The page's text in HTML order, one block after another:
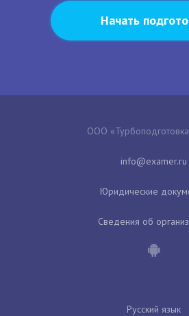
Начать
ООО
Юридические
Сведения об
Русский язык